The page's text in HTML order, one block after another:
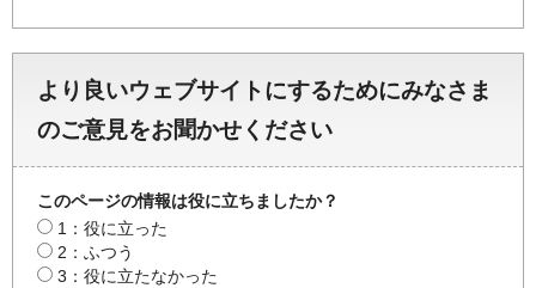
より良いウェブサイトにするためにみなさま
のご意見をお聞かせください
このページの情報は役に立ちましたか？
1：役に立った
2：ふつう
3：役に立たなかった